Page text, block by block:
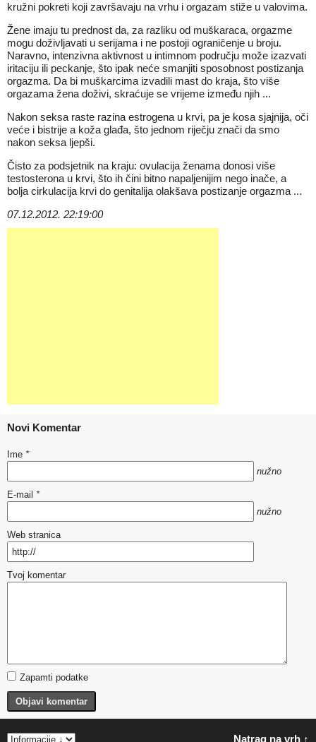
kružni pokreti koji završavaju na vrhu i orgazam stiže u valovima.
Žene imaju tu prednost da, za razliku od muškaraca, orgazme
mogu doživljavati u serijama i ne postoji ograničenje u broju.
Naravno, intenzivna aktivnost u intimnom području može izazvati
iritaciju ili peckanje, što ipak neće smanjiti sposobnost postizanja
orgazma. Da bi muškarcima izvadili mast do kraja, što više
orgazama žena doživi, skraćuje se vrijeme između njih ...
Nakon seksa raste razina estrogena u krvi, pa je kosa sjajnija, oči
veće i bistrije a koža glađa, što jednom riječju znači da smo
nakon seksa ljepši.
Čisto za podsjetnik na kraju: ovulacija ženama donosi više
testosterona u krvi, što ih čini bitno napaljenijim nego inače, a
bolja cirkulacija krvi do genitalija olakšava postizanje orgazma ...
07.12.2012. 22:19:00
Novi Komentar
Ime *
nužno
E-mail *
nužno
Web stranica
Tvoj komentar
Zapamti podatke
Objavi komentar
Natrag na vrh ↑